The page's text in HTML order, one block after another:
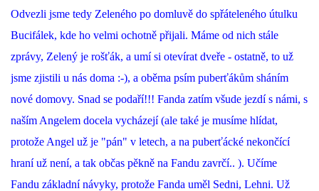
Odvezli jsme tedy Zeleného po domluvě do spřáteleného útulku
Bucifálek, kde ho velmi ochotně přijali. Máme od nich stále
zprávy, Zelený je rošťák, a umí si otevírat dveře - ostatně, to už
jsme zjistili u nás doma :-), a oběma psím puberťákům sháním
nové domovy. Snad se podaří!!! Fanda zatím všude jezdí s námi, s
naším Angelem docela vycházejí (ale také je musíme hlídat,
protože Angel už je "pán" v letech, a na puberťácké nekončící
hraní už není, a tak občas pěkně na Fandu zavrčí.. ). Učíme
Fandu základní návyky, protože Fanda uměl Sedni, Lehni. Už